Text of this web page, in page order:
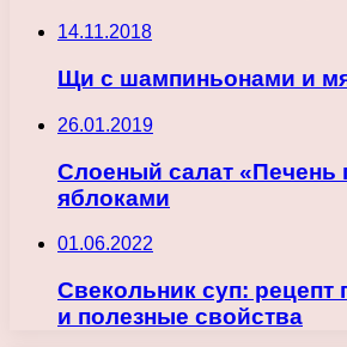
14.11.2018
Щи с шампиньонами и
26.01.2019
Слоеный салат «Печень
яблоками
01.06.2022
Свекольник суп: рецепт
и полезные свойства